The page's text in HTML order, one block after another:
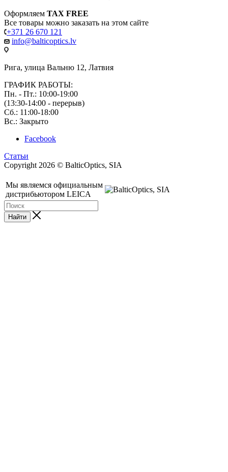
Оформляем TAX FREE
Все товары можно заказать на этом сайте
+371 26 670 121
info@balticoptics.lv
Рига, улица Вальню 12, Латвия
ГРАФИК РАБОТЫ:
Пн. - Пт.: 10:00-19:00
(13:30-14:00 - перерыв)
Сб.: 11:00-18:00
Вс.: Закрыто
Facebook
Статьи
Copyright 2026 © BalticOptics, SIA
Мы являемся официальным
дистрибьютором LEICA
Найти